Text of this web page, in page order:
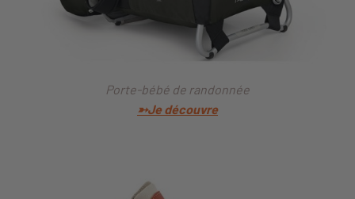
Porte-bébé de randonnée
➳Je découvre